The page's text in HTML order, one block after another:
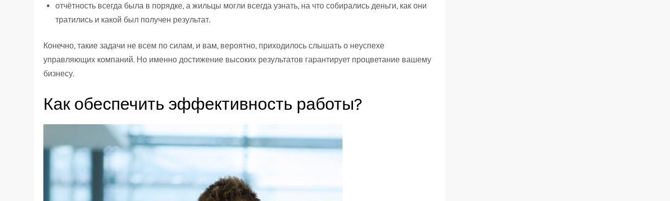
отчётность всегда была в порядке, а жильцы могли всегда узнать, на что собирались деньги, как они
тратились и какой был получен результат.
Конечно, такие задачи не всем по силам, и вам, вероятно, приходилось слышать о неуспехе
управляющих компаний. Но именно достижение высоких результатов гарантирует процветание вашему
бизнесу.
Как обеспечить эффективность работы?